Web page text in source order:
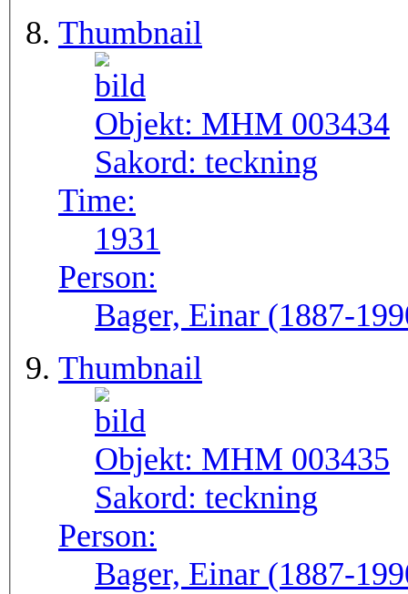
Thumbnail
Objekt: MHM 003434
Sakord: teckning
Time:
1931
Person:
Bager, Einar (1887-
Thumbnail
Objekt: MHM 003435
Sakord: teckning
Person:
Bager, Einar (1887-